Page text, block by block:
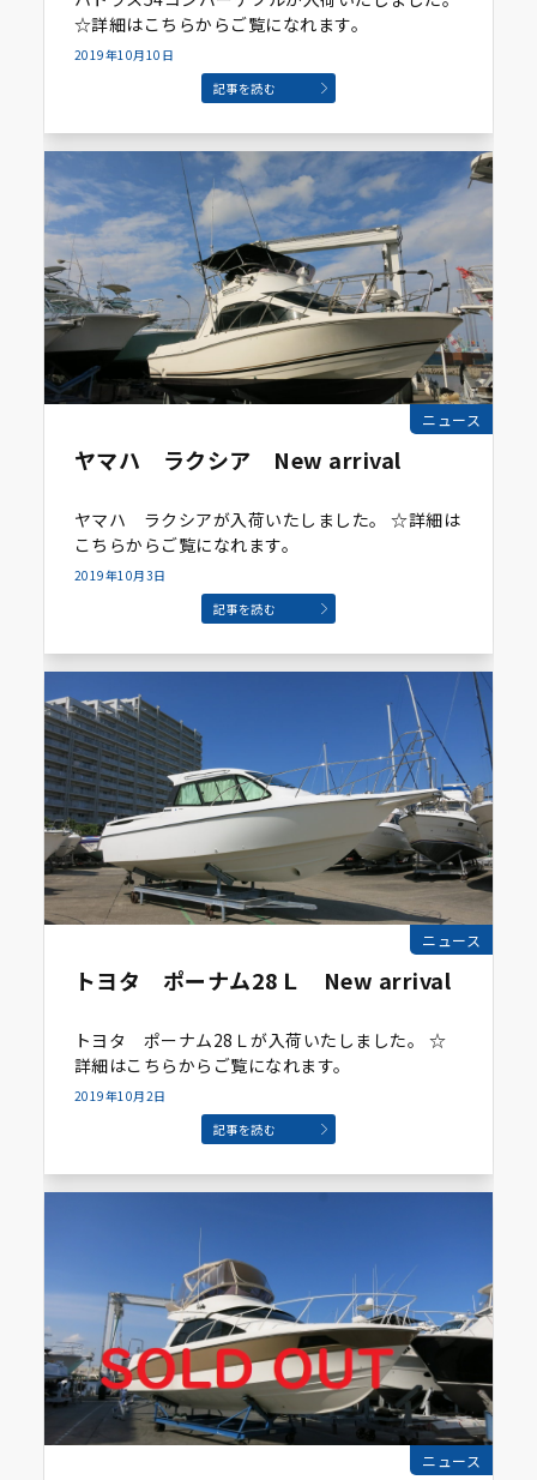
☆詳細はこちらからご覧になれます。
2019年10月10日
記事を読む
ニュース
ヤマハ ラクシア New arrival
ヤマハ ラクシアが入荷いたしました。 ☆詳細は
こちらからご覧になれます。
2019年10月3日
記事を読む
ニュース
トヨタ ポーナム28Ｌ New arrival
トヨタ ポーナム28Ｌが入荷いたしました。 ☆
詳細はこちらからご覧になれます。
2019年10月2日
記事を読む
ニュース